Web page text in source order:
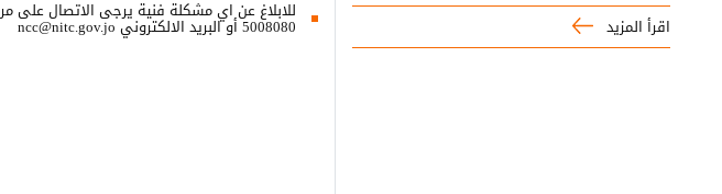
اقرأ المزيد
5008080 أو البريد الالكتروني ncc@nitc.gov.jo